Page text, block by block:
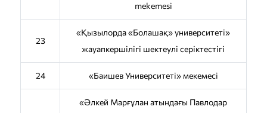
mekemesі
23
«Қызылорда «Болашақ» университеті»
жауапкершілігі шектеулі серіктестігі
24 «Баишев Университеті» мекемесі
«Әлкей Марғұлан атындағы Павлодар